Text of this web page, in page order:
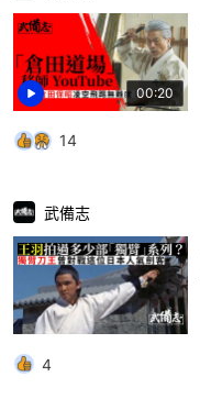
00:20
14
武備志
4